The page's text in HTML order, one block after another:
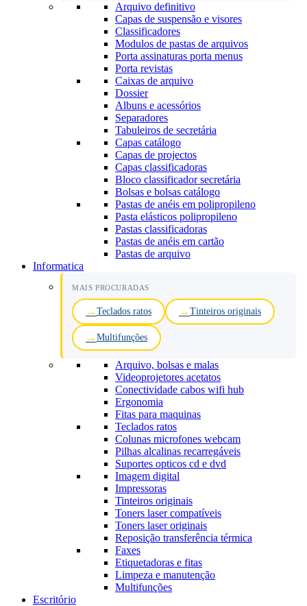
Arquivo definitivo
Capas de suspensão e visores
Classificadores
Modulos de pastas de arquivos
Porta assinaturas porta menus
Porta revistas
Caixas de arquivo
Dossier
Albuns e acessórios
Separadores
Tabuleiros de secretária
Capas catálogo
Capas de projectos
Capas classificadoras
Bloco classificador secretária
Bolsas e bolsas catálogo
Pastas de anéis em polipropileno
Pasta elásticos polipropileno
Pastas classificadoras
Pastas de anéis em cartão
Pastas de arquivo
Informatica
MAIS PROCURADAS
Teclados ratos Tinteiros originais
Multifunções
Arquivo, bolsas e malas
Videoprojetores acetatos
Conectividade cabos wifi hub
Ergonomia
Fitas para maquinas
Teclados ratos
Colunas microfones webcam
Pilhas alcalinas recarregáveis
Suportes opticos cd e dvd
Imagem digital
Impressoras
Tinteiros originais
Toners laser compatíveis
Toners laser originais
Reposição transferência térmica
Faxes
Etiquetadoras e fitas
Limpeza e manutenção
Multifunções
Escritório